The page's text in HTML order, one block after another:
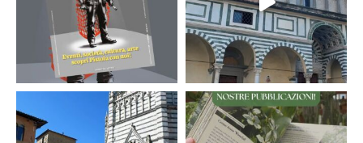
puccinigatteschi@gmail.com